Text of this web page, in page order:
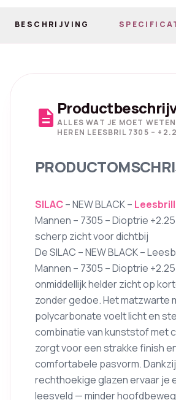
BESCHRIJVING
description ALLES WAT JE MOET
HEREN LEESBRIL 7305 –
SILAC– NEW BLACK –
Mannen – 7305 – Dioptrie
scherp zicht voor dichtbij
De SILAC – NEW BLACK –
Mannen – 7305 – Dioptrie
onmiddellijk helder zicht op
zonder gedoe. Het matzwarte
polycarbonate voelt licht en
combinatie van kunststof met
zorgt voor een strakke finish
comfortabele pasvorm.
rechthoekige glazen ervaar je
leesveld — minder